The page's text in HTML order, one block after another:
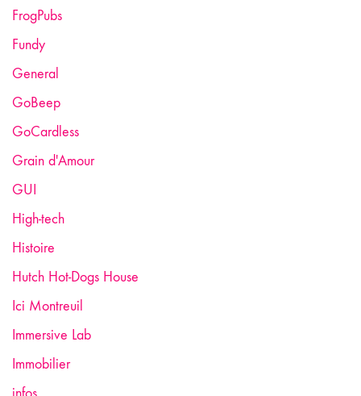
FrogPubs
Fundy
General
GoBeep
GoCardless
Grain d'Amour
GUI
High-tech
Histoire
Hutch Hot-Dogs House
Ici Montreuil
Immersive Lab
Immobilier